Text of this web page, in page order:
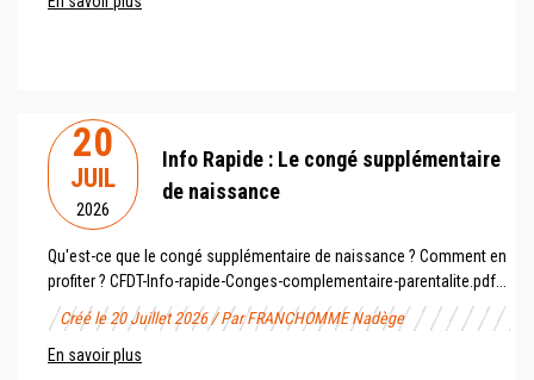
20
JUIL
2026
Info Rapide : Le congé supplémentaire
de naissance
Qu'est-ce que le congé supplémentaire de naissance ? Comment en
profiter ? CFDT-Info-rapide-Conges-complementaire-parentalite.pdf...
Créé le 20 Juillet 2026 / Par FRANCHOMME Nadège
En savoir plus